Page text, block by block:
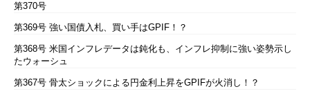
第370号
第369号 強い国債入札、買い手はGPIF！？
第368号 米国インフレデータは鈍化も、インフレ抑制に強い姿勢示し
たウォーシュ
第367号 骨太ショックによる円金利上昇をGPIFが火消し！？